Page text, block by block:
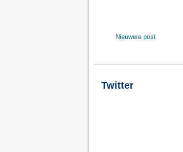
Nieuwere post
Twitter